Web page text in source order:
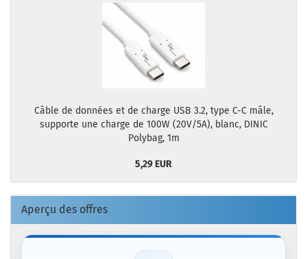
Câble de données et de charge USB 3.2, type C-C mâle,
supporte une charge de 100W (20V/5A), blanc, DINIC
Polybag, 1m
5,29 EUR
Aperçu des offres